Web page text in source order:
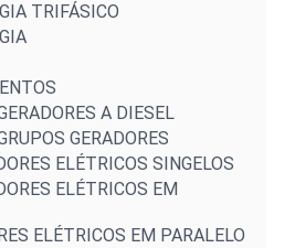
TRIFÁSICO
A DIESEL
GERADORES
ELÉTRICOS SINGELOS
ELÉTRICOS EM
ELÉTRICOS EM PARALELO